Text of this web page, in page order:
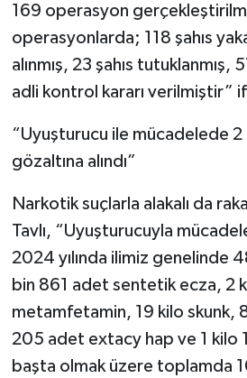
169 operasyon
operasyonlarda; 118 şahıs
alınmış, 23 şahıs tutuklanmış,
adli kontrol kararı verilmiştir”
“Uyuşturucu ile mücadelede 2
gözaltına alındı”
Narkotik suçlarla alakalı da
Tavlı, “Uyuşturucuyla
2024 yılında ilimiz genelinde
bin 861 adet sentetik ecza, 2
metamfetamin, 19 kilo skunk,
205 adet extacy hap ve 1 kilo
başta olmak üzere toplamda